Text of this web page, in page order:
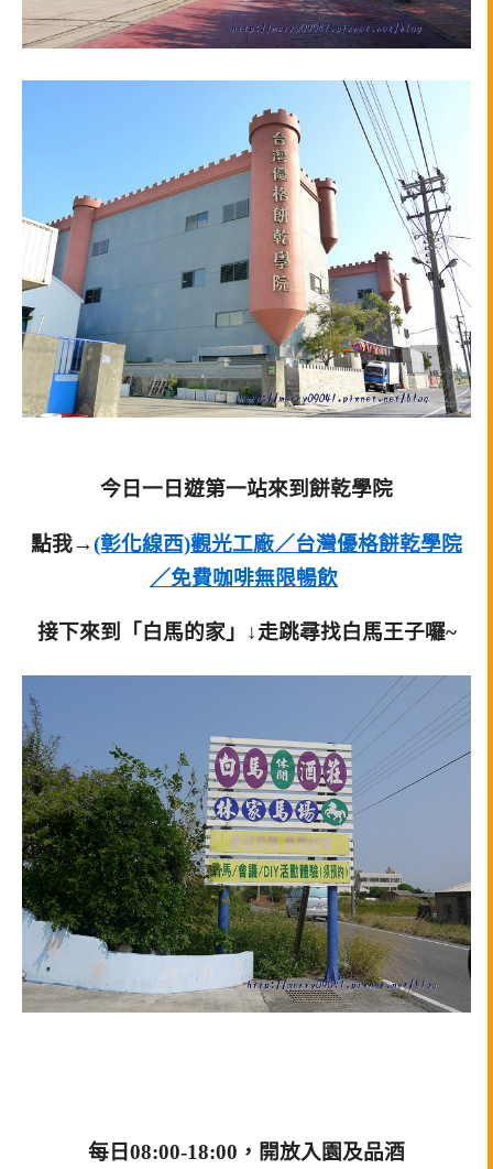
今日一日遊第一站來到餅乾學院
點我→(彰化線西)觀光工廠／台灣優格餅乾學院
／免費咖啡無限暢飲
接下來到「白馬的家」↓走跳尋找白馬王子囉~
每日08:00-18:00，開放入園及品酒